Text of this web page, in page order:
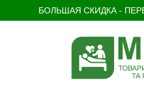
БОЛЬШАЯ СКИДКА -